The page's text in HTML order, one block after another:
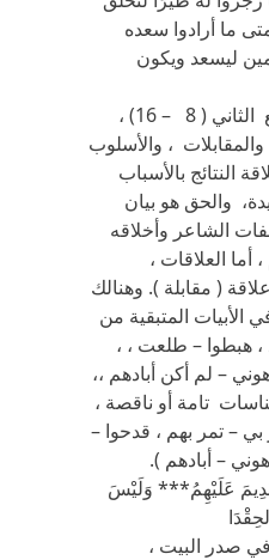
ما أرادوا سعده
ليسعد ويكون
على العموم في المقطع الثاني ( 8 – 16) ،
والمقابلات ، والأسلوب
النتائج بالأسباب
والحق هو بيان
الشاعر وأخلاقه
العلاقات ،
( مقابلة ). وهنالك
الأبيات المتبقية من
هبطوا – طلعت ، ،
– لم أكن أبادهم ،،
تامة أو ناقصة ،
– تمر بهم ، قدحوا –
– أبادهم ).
عَلَيْهِمُ*** وَلَيْسَ
في صدر البيت ،